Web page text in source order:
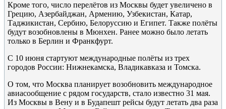
Кроме того, число перелётов из Москвы будет увеличено в
Грецию, Азербайджан, Армению, Узбекистан, Катар,
Таджикистан, Сербию, Белоруссию и Египет. Также полёты
будут возобновлены в Мюнхен. Ранее можно было летать
только в Берлин и Франкфурт.
С 10 июня стартуют международные полёты из трех
городов России: Нижнекамска, Владикавказа и Томска.
О том, что Москва планирует возобновить международное
авиасообщение с рядом государств, стало известно 31 мая.
Из Москвы в Вену и в Будапешт рейсы будут летать два раза